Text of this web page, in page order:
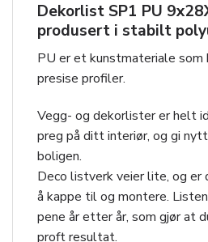
Dekorlist SP1 PU
produsert i stabilt
PU er et kunstmateriale som
presise profiler.
Vegg- og dekorlister er helt
preg på ditt interiør, og gi
boligen.
Deco listverk veier lite, og
å kappe til og montere.
pene år etter år, som gjør at
proft resultat.